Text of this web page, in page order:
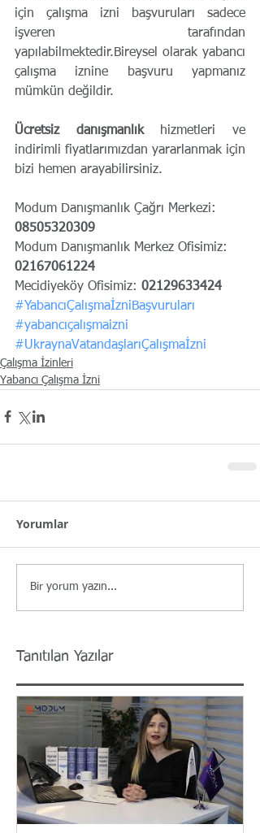
için çalışma izni başvuruları sadece
işveren tarafından
yapılabilmektedir.Bireysel olarak yabancı
çalışma iznine başvuru yapmanız
mümkün değildir.
Ücretsiz danışmanlık hizmetleri ve
indirimli fiyatlarımızdan yararlanmak için
bizi hemen arayabilirsiniz.
Modum Danışmanlık Çağrı Merkezi:
08505320309
Modum Danışmanlık Merkez Ofisimiz:
02167061224
Mecidiyeköy Ofisimiz: 02129633424
#YabancıÇalışmaİzniBaşvuruları
#yabancıçalışmaizni
#UkraynaVatandaşlarıÇalışmaİzni
Çalışma İzinleri
Yabancı Çalışma İzni
Yorumlar
Bir yorum yazın...
Tanıtılan Yazılar